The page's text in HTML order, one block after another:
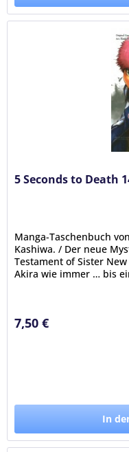
5 Seconds to Death
Manga-Taschenbuch
Kashiwa. / Der neue
Testament of Sister
Akira wie immer … bis
7,50 €
In